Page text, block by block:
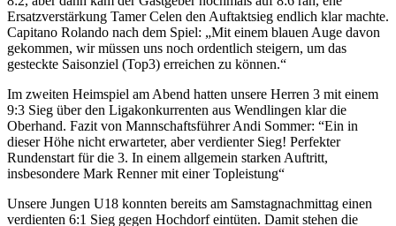
Ersatzverstärkung Tamer Celen den Auftaktsieg endlich klar machte.
Capitano Rolando nach dem Spiel: „Mit einem blauen Auge davon
gekommen, wir müssen uns noch ordentlich steigern, um das
gesteckte Saisonziel (Top3) erreichen zu können.“
Im zweiten Heimspiel am Abend hatten unsere Herren 3 mit einem
9:3 Sieg über den Ligakonkurrenten aus Wendlingen klar die
Oberhand. Fazit von Mannschaftsführer Andi Sommer: “Ein in
dieser Höhe nicht erwarteter, aber verdienter Sieg! Perfekter
Rundenstart für die 3. In einem allgemein starken Auftritt,
insbesondere Mark Renner mit einer Topleistung“
Unsere Jungen U18 konnten bereits am Samstagnachmittag einen
verdienten 6:1 Sieg gegen Hochdorf eintüten. Damit stehen die